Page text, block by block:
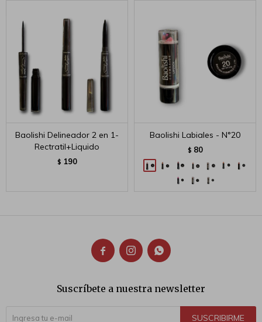
Baolishi Delineador 2 en 1-
Rectratil+Liquido
$ 190
Baolishi Labiales - N°20
$ 80
  
Suscríbete a nuestra newsletter
SUSCRIBIRME